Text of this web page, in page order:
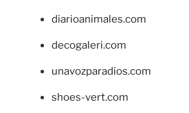
diarioanimales.com
decogaleri.com
unavozparadios.com
shoes-vert.com